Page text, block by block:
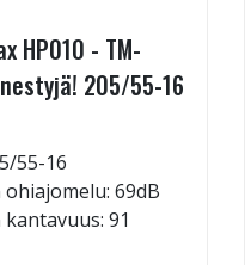
HP010 - TM-
205/55-16
55-16
ohiajomelu: 69dB
kantavuus: 91